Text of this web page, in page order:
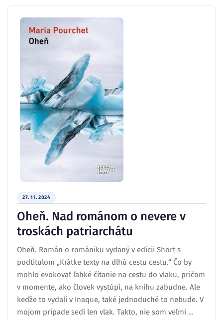
27. 11. 2024
Oheň. Nad románom o nevere v
troskách patriarchátu
Oheň. Román o romániku vydaný v edícii Short s
podtitulom „Krátke texty na dlhú cestu cestu.“ Čo by
mohlo evokovať ľahké čítanie na cestu do vlaku, pričom
v momente, ako človek vystúpi, na knihu zabudne. Ale
keďže to vydali v Inaque, také jednoduché to nebude. V
mojom prípade sedí len vlak. Takto, nie som veľmi …